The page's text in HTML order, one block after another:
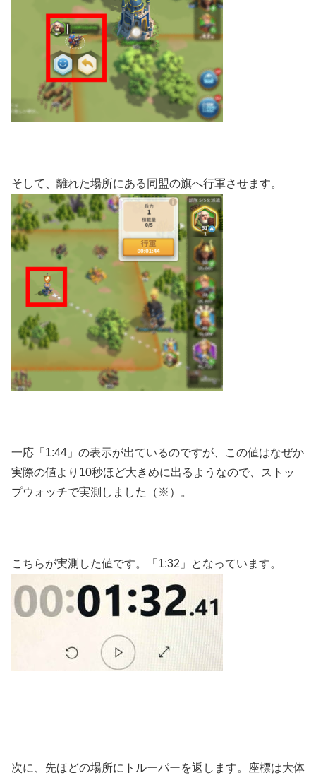
そして、離れた場所にある同盟の旗へ行軍させます。
一応「1:44」の表示が出ているのですが、この値はなぜか
実際の値より10秒ほど大きめに出るようなので、ストッ
プウォッチで実測しました（※）。
こちらが実測した値です。「1:32」となっています。
次に、先ほどの場所にトルーパーを返します。座標は大体